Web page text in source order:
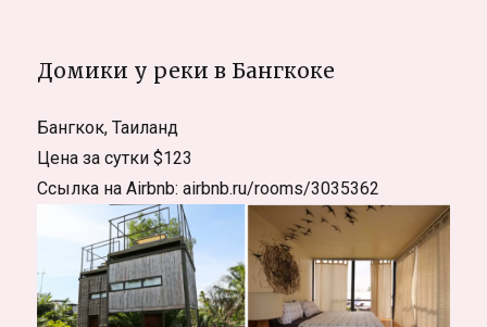
Домики у реки в Бангкоке
Бангкок, Таиланд
Цена за сутки $123
Ссылка на Airbnb: airbnb.ru/rooms/3035362